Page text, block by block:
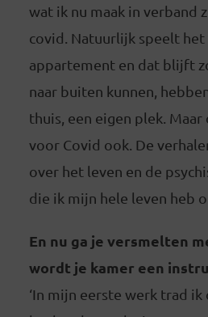
wat ik nu maak in verband
covid. Natuurlijk speelt het
appartement en dat blijft
naar buiten kunnen,
thuis, een eigen plek. Maar
voor Covid ook. De
over het leven en de
die ik mijn hele leven heb
En nu ga je versmelten
wordt je kamer een
‘In mijn eerste werk trad ik